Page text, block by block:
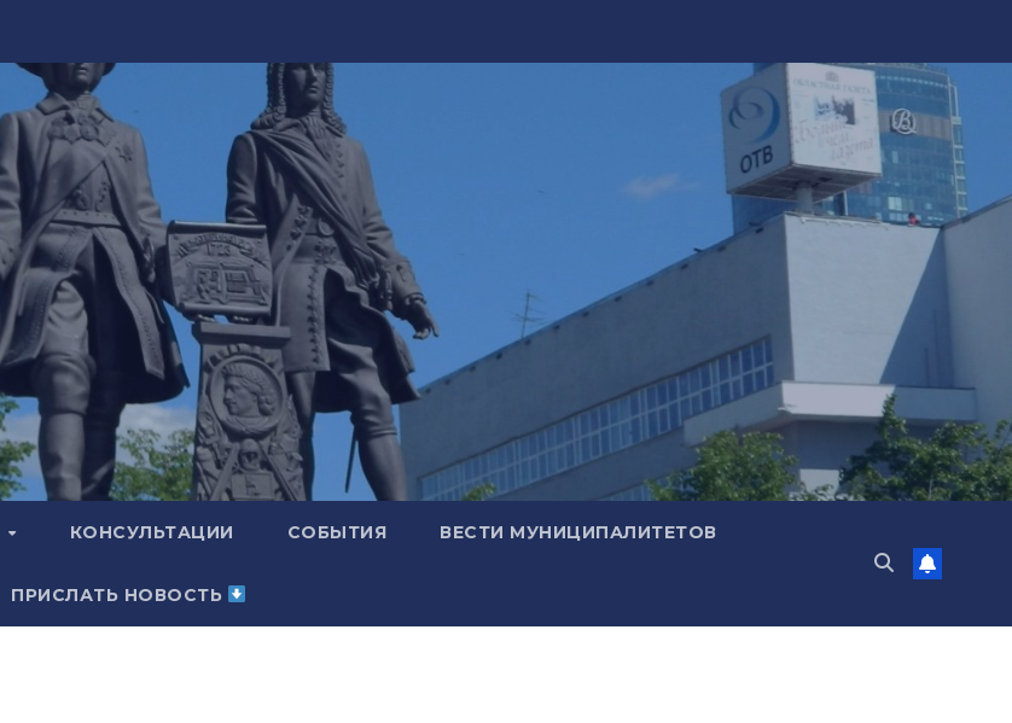
КОНСУЛЬТАЦИИ СОБЫТИЯ ВЕСТИ МУНИЦИПАЛИТЕТОВ
ПРИСЛАТЬ НОВОСТЬ